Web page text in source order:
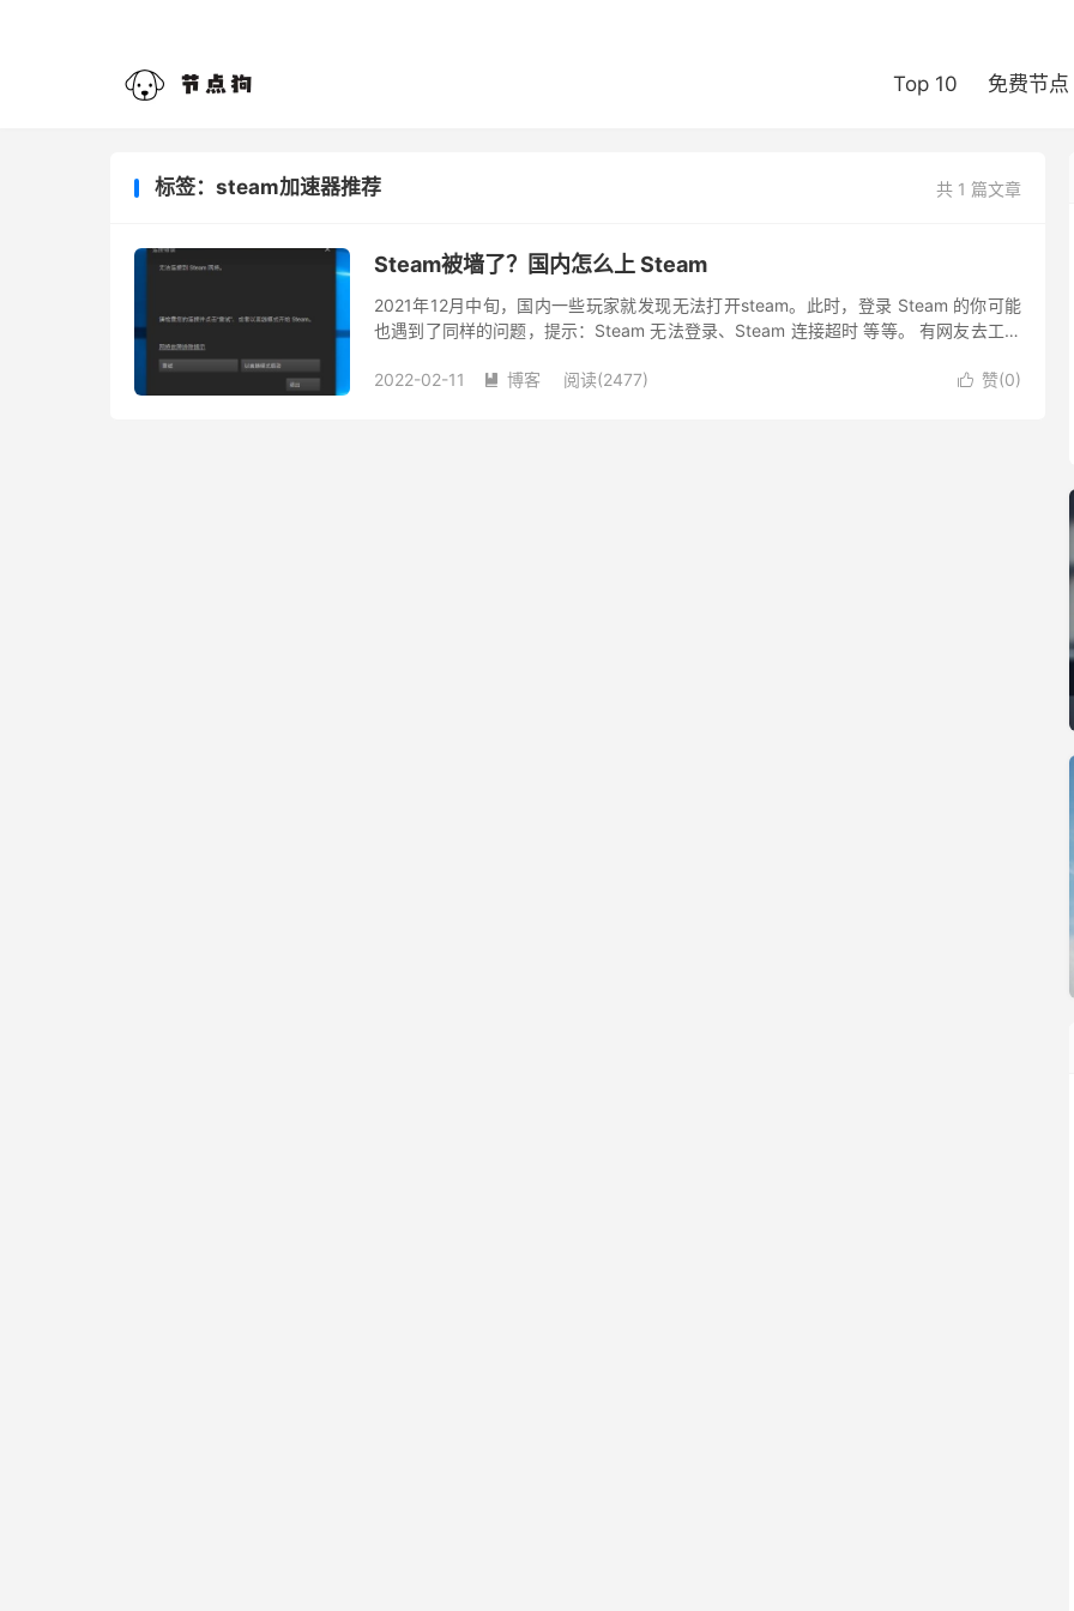
Top 10 免费节点
共 1 篇文章
标签：steam加速器推荐
Steam被墙了？国内怎么上 Steam
2021年12月中旬，国内一些玩家就发现无法打开steam。此时，登录 Steam 的你可能
也遇到了同样的问题，提示：Steam 无法登录、Steam 连接超时 等等。 有网友去工信
 赞(0)
2022-02-11  博客 阅读(2477)